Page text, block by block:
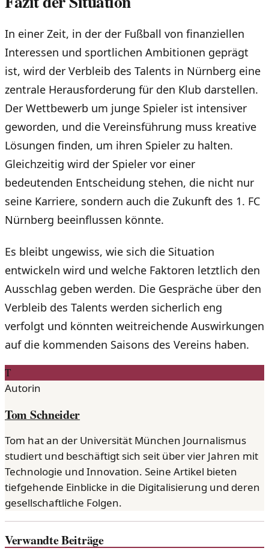
In einer Zeit, in der der Fußball von finanziellen
Interessen und sportlichen Ambitionen geprägt
ist, wird der Verbleib des Talents in Nürnberg eine
zentrale Herausforderung für den Klub darstellen.
Der Wettbewerb um junge Spieler ist intensiver
geworden, und die Vereinsführung muss kreative
Lösungen finden, um ihren Spieler zu halten.
Gleichzeitig wird der Spieler vor einer
bedeutenden Entscheidung stehen, die nicht nur
seine Karriere, sondern auch die Zukunft des 1. FC
Nürnberg beeinflussen könnte.
Es bleibt ungewiss, wie sich die Situation
entwickeln wird und welche Faktoren letztlich den
Ausschlag geben werden. Die Gespräche über den
Verbleib des Talents werden sicherlich eng
verfolgt und könnten weitreichende Auswirkungen
auf die kommenden Saisons des Vereins haben.
T
Autorin
Tom Schneider
Tom hat an der Universität München Journalismus
studiert und beschäftigt sich seit über vier Jahren mit
Technologie und Innovation. Seine Artikel bieten
tiefgehende Einblicke in die Digitalisierung und deren
gesellschaftliche Folgen.
Verwandte Beiträge